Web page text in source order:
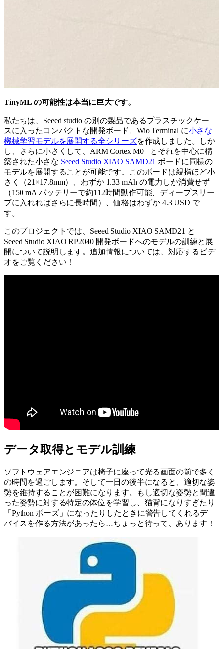
TinyML の可能性は本当に巨大です。
私たちは、Seeed studio の別の製品であるプラスチックケー
スに入ったコンパクトな開発ボード、Wio Terminal に小さな
機械学習モデルを展開する全シリーズを作成しました。しか
し、さらに小さくして、ARM Cortex M0+ とそれを中心に構
築された小さな Seeed Studio XIAO SAMD21 ボードに同様の
モデルを展開することが可能です。このボードは親指ほど小
さく（21×17.8mm）、わずか 1.33 mAh の電力しか消費せず
（150 mA バッテリーで約112時間動作可能、ディープスリー
プに入れればさらに長時間）、価格はわずか 4.3 USD で
す。
このプロジェクトでは、Seeed Studio XIAO SAMD21 と
Seeed Studio XIAO RP2040 開発ボードへのモデルの訓練と展
開について説明します。追加情報については、対応するビデ
オをご覧ください！
データ取得とモデル訓練
ソフトウェアエンジニアは椅子に座って光る画面の前で多く
の時間を過ごします。そして一日の後半になると、適切な姿
勢を維持することが困難になります。もし適切な姿勢と間違
った姿勢に対する特定の体位を学習し、猫背になりすぎたり
「Python ポーズ」になったりしたときに警告してくれるデ
バイスを作る方法があったら…ちょっと待って、あります！